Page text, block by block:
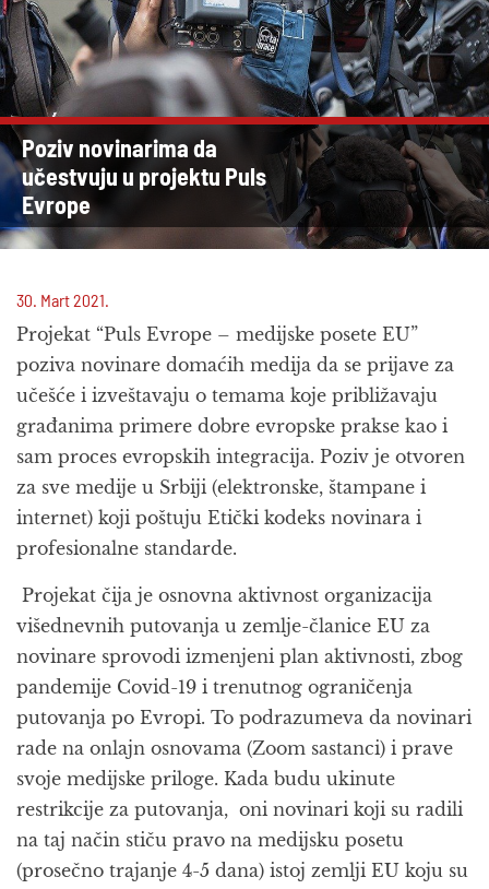
Poziv novinarima da
učestvuju u projektu Puls
Evrope
30. Mart 2021.
Projekat “Puls Evrope – medijske posete EU”
poziva novinare domaćih medija da se prijave za
učešće i izveštavaju o temama koje približavaju
građanima primere dobre evropske prakse kao i
sam proces evropskih integracija. Poziv je otvoren
za sve medije u Srbiji (elektronske, štampane i
internet) koji poštuju Etički kodeks novinara i
profesionalne standarde.
Projekat čija je osnovna aktivnost organizacija
višednevnih putovanja u zemlje-članice EU za
novinare sprovodi izmenjeni plan aktivnosti, zbog
pandemije Covid-19 i trenutnog ograničenja
putovanja po Evropi. To podrazumeva da novinari
rade na onlajn osnovama (Zoom sastanci) i prave
svoje medijske priloge. Kada budu ukinute
restrikcije za putovanja, oni novinari koji su radili
na taj način stiču pravo na medijsku posetu
(prosečno trajanje 4-5 dana) istoj zemlji EU koju su